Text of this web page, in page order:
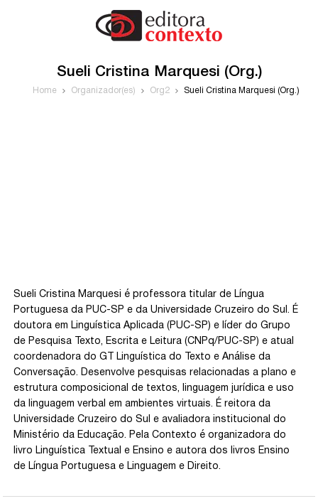
Sueli Cristina Marquesi (Org.)
Home Organizador(es) Org2 Sueli Cristina Marquesi (Org.)
Sueli Cristina Marquesi é professora titular de Língua
Portuguesa da PUC-SP e da Universidade Cruzeiro do Sul. É
doutora em Linguística Aplicada (PUC-SP) e líder do Grupo
de Pesquisa Texto, Escrita e Leitura (CNPq/PUC-SP) e atual
coordenadora do GT Linguística do Texto e Análise da
Conversação. Desenvolve pesquisas relacionadas a plano e
estrutura composicional de textos, linguagem jurídica e uso
da linguagem verbal em ambientes virtuais. É reitora da
Universidade Cruzeiro do Sul e avaliadora institucional do
Ministério da Educação. Pela Contexto é organizadora do
livro Linguística Textual e Ensino e autora dos livros Ensino
de Língua Portuguesa e Linguagem e Direito.